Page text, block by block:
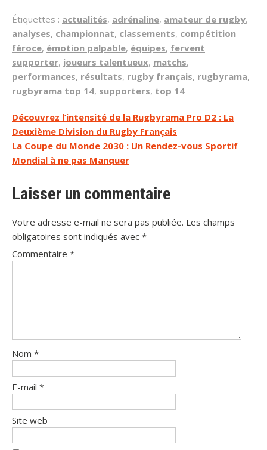
Étiquettes : actualités, adrénaline, amateur de rugby,
analyses, championnat, classements, compétition
féroce, émotion palpable, équipes, fervent
supporter, joueurs talentueux, matchs,
performances, résultats, rugby français, rugbyrama,
rugbyrama top 14, supporters, top 14
Navigation
de
l’article
Découvrez l’intensité de la Rugbyrama Pro D2 : La
Deuxième Division du Rugby Français
La Coupe du Monde 2030 : Un Rendez-vous Sportif
Mondial à ne pas Manquer
Laisser un commentaire
Votre adresse e-mail ne sera pas publiée. Les champs
obligatoires sont indiqués avec *
Commentaire *
Nom *
E-mail *
Site web